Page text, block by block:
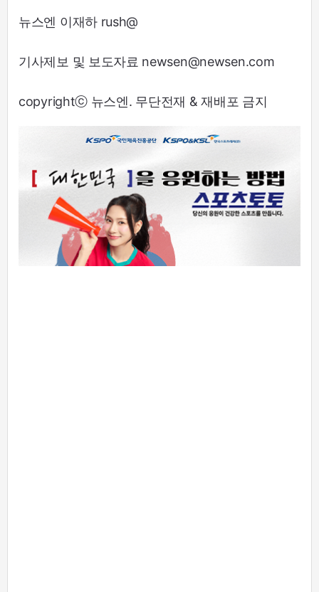
뉴스엔 이재하 rush@
기사제보 및 보도자료 newsen@newsen.com
copyrightⓒ 뉴스엔. 무단전재 & 재배포 금지